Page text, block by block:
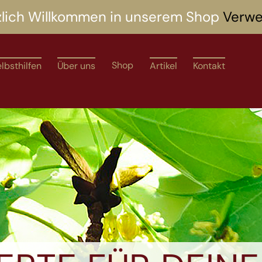
Willkommen in unserem Shop
Über uns Shop Artikel Kontakt